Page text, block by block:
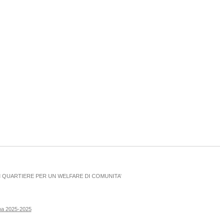
PER UN WELFARE DI COMUNITA’
2025-2025